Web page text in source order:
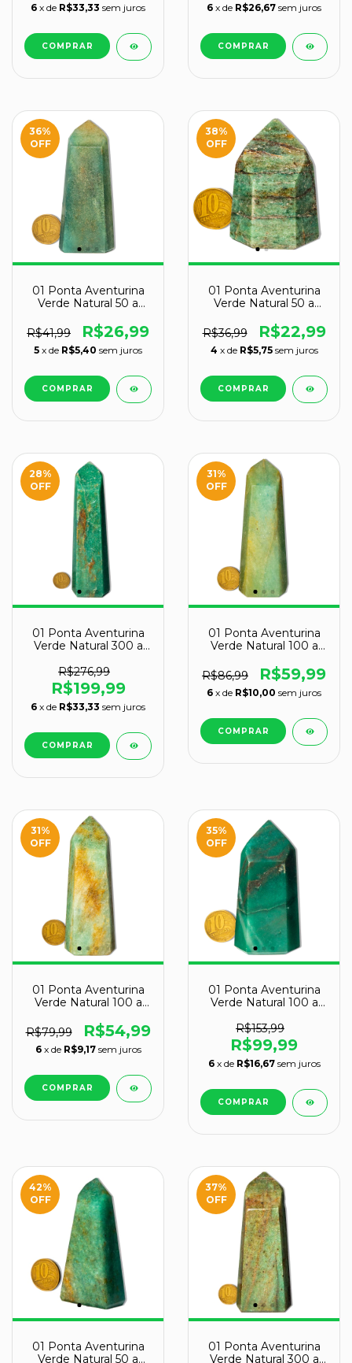
6 x de R$33,33 sem juros 6 x de R$26,67 sem juros
36%
OFF
01 Ponta Aventurina
Verde Natural 50 a
R$41,99
R$26,99
5 x de R$5,40 sem juros
38%
OFF
01 Ponta Aventurina
Verde Natural 50 a
R$36,99
R$22,99
4 x de R$5,75 sem juros
28%
OFF
01 Ponta Aventurina
Verde Natural 300 a
R$276,99
R$199,99
6 x de R$33,33 sem juros
31%
OFF
01 Ponta Aventurina
Verde Natural 100 a
R$86,99
R$59,99
6 x de R$10,00 sem juros
31%
OFF
01 Ponta Aventurina
Verde Natural 100 a
R$79,99
R$54,99
6 x de R$9,17 sem juros
35%
OFF
01 Ponta Aventurina
Verde Natural 100 a
R$153,99
R$99,99
6 x de R$16,67 sem juros
42%
OFF
01 Ponta Aventurina
Verde Natural 50 a
37%
OFF
01 Ponta Aventurina
Verde Natural 300 a